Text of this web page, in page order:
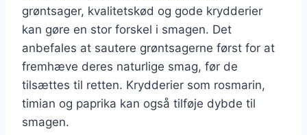
grøntsager, kvalitetskød og gode krydderier
kan gøre en stor forskel i smagen. Det
anbefales at sautere grøntsagerne først for at
fremhæve deres naturlige smag, før de
tilsættes til retten. Krydderier som rosmarin,
timian og paprika kan også tilføje dybde til
smagen.